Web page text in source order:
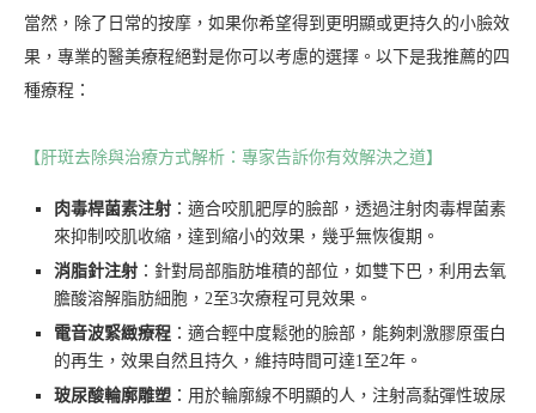
當然，除了日常的按摩，如果你希望得到更明顯或更持久的小臉效
果，專業的醫美療程絕對是你可以考慮的選擇。以下是我推薦的四
種療程：
【肝斑去除與治療方式解析：專家告訴你有效解決之道】
肉毒桿菌素注射 ：適合咬肌肥厚的臉部，透過注射肉毒桿菌素
來抑制咬肌收縮，達到縮小的效果，幾乎無恢復期。
消脂針注射 ：針對局部脂肪堆積的部位，如雙下巴，利用去氧
膽酸溶解脂肪細胞，2至3次療程可見效果。
電音波緊緻療程 ：適合輕中度鬆弛的臉部，能夠刺激膠原蛋白
的再生，效果自然且持久，維持時間可達1至2年。
玻尿酸輪廓雕塑 ：用於輪廓線不明顯的人，注射高黏彈性玻尿